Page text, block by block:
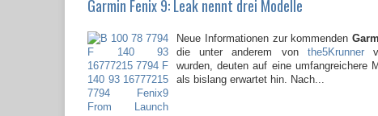
Garmin Fenix 9: Leak nennt drei Modelle
Neue Informationen zur kommenden
die unter anderem von the5Krunner
wurden, deuten auf eine umfangreichere
als bislang erwartet hin. Nach...